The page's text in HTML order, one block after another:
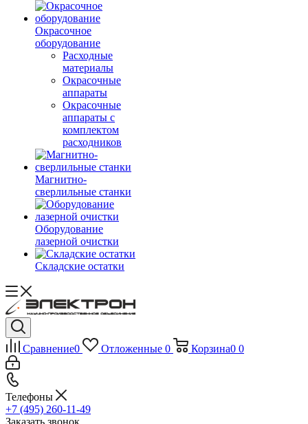
Окрасочное
оборудование
Расходные
материалы
Окрасочные
аппараты
Окрасочные
аппараты с
комплектом
расходников
Магнитно-
сверлильные станки
Оборудование
лазерной очистки
Складские остатки
Сравнение0 Отложенные 0 Корзина0 0
Телефоны
+7 (495) 260-11-49
Заказать звонок